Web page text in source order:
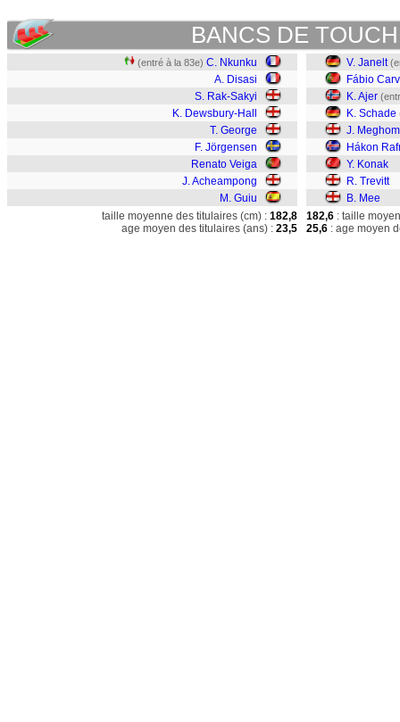
BANCS DE
(entré à la 83e) C. Nkunku
A. Disasi
S. Rak-Sakyi
K. Dewsbury-Hall
T. George
F. Jörgensen
Renato Veiga
J. Acheampong
M. Guiu
V. Janelt
Fábio
K. Ajer
K. Schade
J.
Hákon
Y. Konak
R. Trevitt
B. Mee
taille moyenne des titulaires (cm) : 182,8
age moyen des titulaires (ans) : 23,5
182,6 : taille
25,6 : age moyen